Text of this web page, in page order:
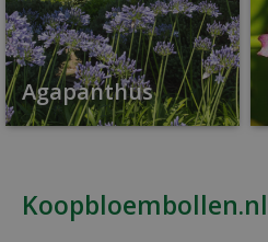
Agapanthus
Koopbloembollen.nl